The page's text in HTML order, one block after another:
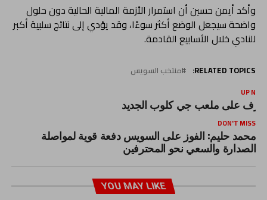
وأكد أيمن حسين أن استمرار الأزمة المالية الحالية دون حلول
واضحة سيجعل الوضع أكثر سوءًا، وقد يؤدي إلى نتائج سلبية أكبر
للنادي خلال الأسابيع القادمة.
RELATED TOPICS: منتخب السويس
UP
على ملعب جي كلوب الجديد
DON'T MISS
محمد حليم: الفوز على السويس دفعة قوية لمواصلة
الصدارة والسعي نحو المحترفين
YOU MAY LIKE